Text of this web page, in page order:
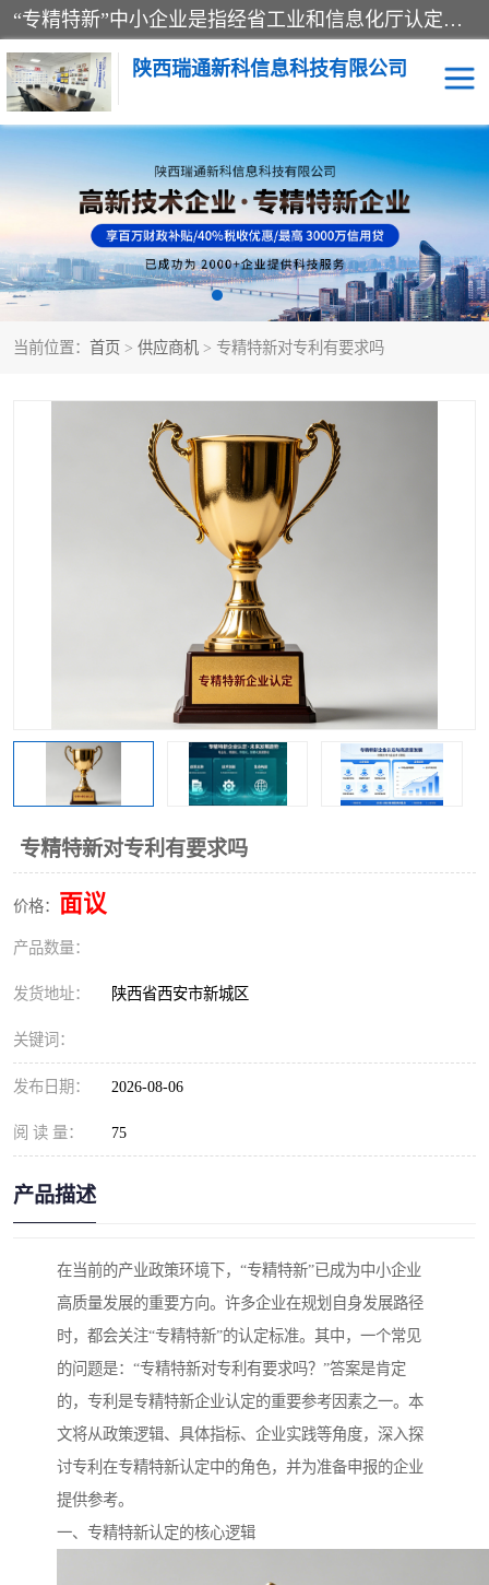
“专精特新”中小企业是指经省工业和信息化厅认定，专注于细分市场、掌握关键核心技术、创新能力强、市场占有率高、质量效益优，在专业化、精细化、特色化、新颖化等方面表现突出的中小企业。
陕西瑞通新科信息科技有限公司
当前位置： 首页 > 供应商机 > 专精特新对专利有要求吗
专精特新对专利有要求吗
价格： 面议
产品数量：
发货地址： 陕西省西安市新城区
关键词：
发布日期： 2026-08-06
阅 读 量： 75
产品描述
在当前的产业政策环境下，“专精特新”已成为中小企业
高质量发展的重要方向。许多企业在规划自身发展路径
时，都会关注“专精特新”的认定标准。其中，一个常见
的问题是：“专精特新对专利有要求吗？”答案是肯定
的，专利是专精特新企业认定的重要参考因素之一。本
文将从政策逻辑、具体指标、企业实践等角度，深入探
讨专利在专精特新认定中的角色，并为准备申报的企业
提供参考。
一、专精特新认定的核心逻辑